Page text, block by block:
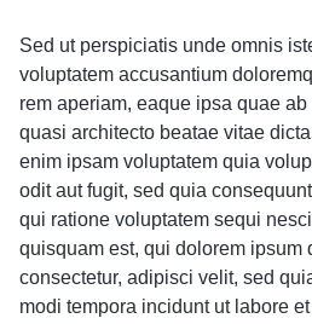
Sed ut perspiciatis unde omnis
voluptatem accusantium
rem aperiam, eaque ipsa quae
quasi architecto beatae vitae
enim ipsam voluptatem quia
odit aut fugit, sed quia
qui ratione voluptatem sequi
quisquam est, qui dolorem ipsum
consectetur, adipisci velit, sed
modi tempora incidunt ut labore